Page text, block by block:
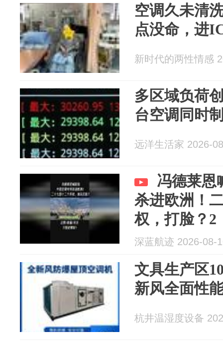
空调久未清
点没命，进
新时代的两性情感
多区域负荷
台空调同时
远洋生活家 2026-
冯德莱恩
杀进欧洲！
权，打脸？2
深蓝航迹 2026-08-
文具生产区
新风全面性
杭井温湿度设备